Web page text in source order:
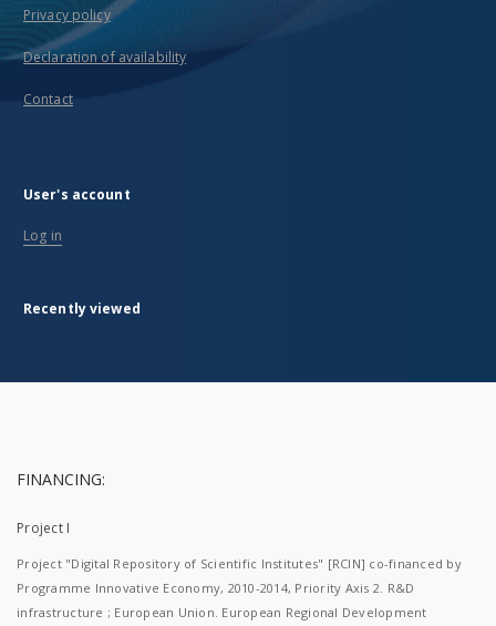
Privacy policy
Declaration of availability
Contact
User's account
Log in
Recently viewed
FINANCING:
Project I
Project "Digital Repository of Scientific Institutes" [RCIN] co-financed by
Programme Innovative Economy, 2010-2014, Priority Axis 2. R&D
infrastructure ; European Union. European Regional Development